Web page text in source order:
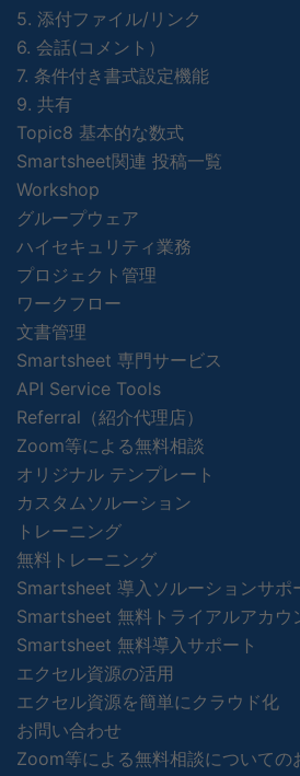
5. 添付ファイル/リンク
6. 会話(コメント）
7. 条件付き書式設定機能
9. 共有
Topic8 基本的な数式
Smartsheet関連 投稿一覧
Workshop
グループウェア
ハイセキュリティ業務
プロジェクト管理
ワークフロー
文書管理
Smartsheet 専門サービス
API Service Tools
Referral（紹介代理店）
Zoom等による無料相談
オリジナル テンプレート
カスタムソルーション
トレーニング
無料トレーニング
Smartsheet 導入ソルーションサポ
Smartsheet 無料トライアルアカウ
Smartsheet 無料導入サポート
エクセル資源の活用
エクセル資源を簡単にクラウド化
お問い合わせ
Zoom等による無料相談についての